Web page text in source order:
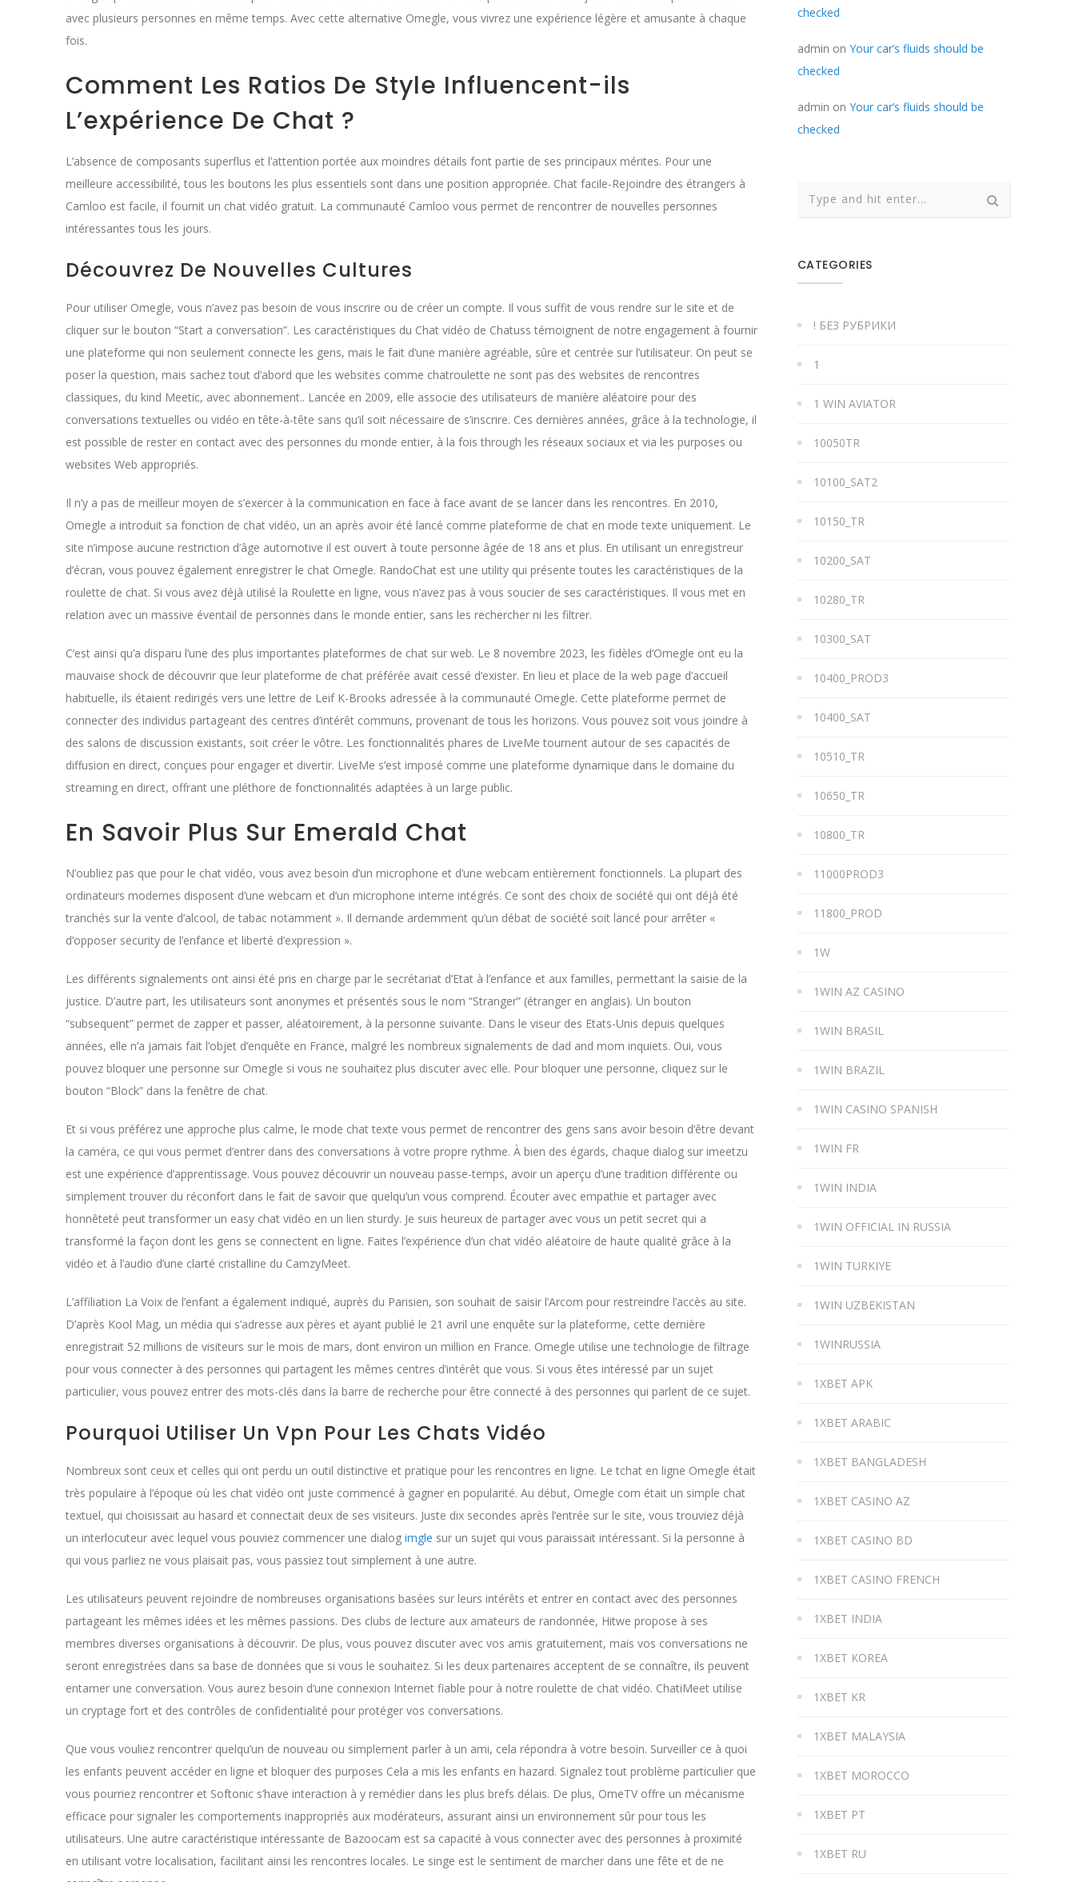
avec plusieurs personnes en même temps. Avec cette alternative Omegle, vous vivrez une expérience légère et amusante à chaque
fois.
Comment Les Ratios De Style Influencent-ils
L’expérience De Chat ?
L’absence de composants superflus et l’attention portée aux moindres détails font partie de ses principaux mérites. Pour une
meilleure accessibilité, tous les boutons les plus essentiels sont dans une position appropriée. Chat facile-Rejoindre des étrangers à
Camloo est facile, il fournit un chat vidéo gratuit. La communauté Camloo vous permet de rencontrer de nouvelles personnes
intéressantes tous les jours.
Découvrez De Nouvelles Cultures
Pour utiliser Omegle, vous n’avez pas besoin de vous inscrire ou de créer un compte. Il vous suffit de vous rendre sur le site et de
cliquer sur le bouton “Start a conversation”. Les caractéristiques du Chat vidéo de Chatuss témoignent de notre engagement à fournir
une plateforme qui non seulement connecte les gens, mais le fait d’une manière agréable, sûre et centrée sur l’utilisateur. On peut se
poser la question, mais sachez tout d’abord que les websites comme chatroulette ne sont pas des websites de rencontres
classiques, du kind Meetic, avec abonnement.. Lancée en 2009, elle associe des utilisateurs de manière aléatoire pour des
conversations textuelles ou vidéo en tête-à-tête sans qu’il soit nécessaire de s’inscrire. Ces dernières années, grâce à la technologie, il
est possible de rester en contact avec des personnes du monde entier, à la fois through les réseaux sociaux et via les purposes ou
websites Web appropriés.
Il n’y a pas de meilleur moyen de s’exercer à la communication en face à face avant de se lancer dans les rencontres. En 2010,
Omegle a introduit sa fonction de chat vidéo, un an après avoir été lancé comme plateforme de chat en mode texte uniquement. Le
site n’impose aucune restriction d’âge automotive il est ouvert à toute personne âgée de 18 ans et plus. En utilisant un enregistreur
d’écran, vous pouvez également enregistrer le chat Omegle. RandoChat est une utility qui présente toutes les caractéristiques de la
roulette de chat. Si vous avez déjà utilisé la Roulette en ligne, vous n’avez pas à vous soucier de ses caractéristiques. Il vous met en
relation avec un massive éventail de personnes dans le monde entier, sans les rechercher ni les filtrer.
C’est ainsi qu’a disparu l’une des plus importantes plateformes de chat sur web. Le 8 novembre 2023, les fidèles d’Omegle ont eu la
mauvaise shock de découvrir que leur plateforme de chat préférée avait cessé d’exister. En lieu et place de la web page d’accueil
habituelle, ils étaient redirigés vers une lettre de Leif K-Brooks adressée à la communauté Omegle. Cette plateforme permet de
connecter des individus partageant des centres d’intérêt communs, provenant de tous les horizons. Vous pouvez soit vous joindre à
des salons de discussion existants, soit créer le vôtre. Les fonctionnalités phares de LiveMe tournent autour de ses capacités de
diffusion en direct, conçues pour engager et divertir. LiveMe s’est imposé comme une plateforme dynamique dans le domaine du
streaming en direct, offrant une pléthore de fonctionnalités adaptées à un large public.
En Savoir Plus Sur Emerald Chat
N’oubliez pas que pour le chat vidéo, vous avez besoin d’un microphone et d’une webcam entièrement fonctionnels. La plupart des
ordinateurs modernes disposent d’une webcam et d’un microphone interne intégrés. Ce sont des choix de société qui ont déjà été
tranchés sur la vente d’alcool, de tabac notamment ». Il demande ardemment qu’un débat de société soit lancé pour arrêter «
d’opposer security de l’enfance et liberté d’expression ».
Les différents signalements ont ainsi été pris en charge par le secrétariat d’Etat à l’enfance et aux familles, permettant la saisie de la
justice. D’autre part, les utilisateurs sont anonymes et présentés sous le nom “Stranger” (étranger en anglais). Un bouton
“subsequent” permet de zapper et passer, aléatoirement, à la personne suivante. Dans le viseur des Etats-Unis depuis quelques
années, elle n’a jamais fait l’objet d’enquête en France, malgré les nombreux signalements de dad and mom inquiets. Oui, vous
pouvez bloquer une personne sur Omegle si vous ne souhaitez plus discuter avec elle. Pour bloquer une personne, cliquez sur le
bouton “Block” dans la fenêtre de chat.
Et si vous préférez une approche plus calme, le mode chat texte vous permet de rencontrer des gens sans avoir besoin d’être devant
la caméra, ce qui vous permet d’entrer dans des conversations à votre propre rythme. À bien des égards, chaque dialog sur imeetzu
est une expérience d’apprentissage. Vous pouvez découvrir un nouveau passe-temps, avoir un aperçu d’une tradition différente ou
simplement trouver du réconfort dans le fait de savoir que quelqu’un vous comprend. Écouter avec empathie et partager avec
honnêteté peut transformer un easy chat vidéo en un lien sturdy. Je suis heureux de partager avec vous un petit secret qui a
transformé la façon dont les gens se connectent en ligne. Faites l’expérience d’un chat vidéo aléatoire de haute qualité grâce à la
vidéo et à l’audio d’une clarté cristalline du CamzyMeet.
L’affiliation La Voix de l’enfant a également indiqué, auprès du Parisien, son souhait de saisir l’Arcom pour restreindre l’accès au site.
D’après Kool Mag, un média qui s’adresse aux pères et ayant publié le 21 avril une enquête sur la plateforme, cette dernière
enregistrait 52 millions de visiteurs sur le mois de mars, dont environ un million en France. Omegle utilise une technologie de filtrage
pour vous connecter à des personnes qui partagent les mêmes centres d’intérêt que vous. Si vous êtes intéressé par un sujet
particulier, vous pouvez entrer des mots-clés dans la barre de recherche pour être connecté à des personnes qui parlent de ce sujet.
Pourquoi Utiliser Un Vpn Pour Les Chats Vidéo
Nombreux sont ceux et celles qui ont perdu un outil distinctive et pratique pour les rencontres en ligne. Le tchat en ligne Omegle était
très populaire à l’époque où les chat vidéo ont juste commencé à gagner en popularité. Au début, Omegle com était un simple chat
textuel, qui choisissait au hasard et connectait deux de ses visiteurs. Juste dix secondes après l’entrée sur le site, vous trouviez déjà
un interlocuteur avec lequel vous pouviez commencer une dialog imgle sur un sujet qui vous paraissait intéressant. Si la personne à
qui vous parliez ne vous plaisait pas, vous passiez tout simplement à une autre.
Les utilisateurs peuvent rejoindre de nombreuses organisations basées sur leurs intérêts et entrer en contact avec des personnes
partageant les mêmes idées et les mêmes passions. Des clubs de lecture aux amateurs de randonnée, Hitwe propose à ses
membres diverses organisations à découvrir. De plus, vous pouvez discuter avec vos amis gratuitement, mais vos conversations ne
seront enregistrées dans sa base de données que si vous le souhaitez. Si les deux partenaires acceptent de se connaître, ils peuvent
entamer une conversation. Vous aurez besoin d’une connexion Internet fiable pour à notre roulette de chat vidéo. ChatiMeet utilise
un cryptage fort et des contrôles de confidentialité pour protéger vos conversations.
Que vous vouliez rencontrer quelqu’un de nouveau ou simplement parler à un ami, cela répondra à votre besoin. Surveiller ce à quoi
les enfants peuvent accéder en ligne et bloquer des purposes Cela a mis les enfants en hazard. Signalez tout problème particulier que
vous pourriez rencontrer et Softonic s’have interaction à y remédier dans les plus brefs délais. De plus, OmeTV offre un mécanisme
efficace pour signaler les comportements inappropriés aux modérateurs, assurant ainsi un environnement sûr pour tous les
utilisateurs. Une autre caractéristique intéressante de Bazoocam est sa capacité à vous connecter avec des personnes à proximité
en utilisant votre localisation, facilitant ainsi les rencontres locales. Le singe est le sentiment de marcher dans une fête et de ne
checked
admin on Your car’s fluids should be
checked
admin on Your car’s fluids should be
checked
CATEGORIES
! БЕЗ РУБРИКИ
1
1 WIN AVIATOR
10050TR
10100_SAT2
10150_TR
10200_SAT
10280_TR
10300_SAT
10400_PROD3
10400_SAT
10510_TR
10650_TR
10800_TR
11000PROD3
11800_PROD
1W
1WIN AZ CASINO
1WIN BRASIL
1WIN BRAZIL
1WIN CASINO SPANISH
1WIN FR
1WIN INDIA
1WIN OFFICIAL IN RUSSIA
1WIN TURKIYE
1WIN UZBEKISTAN
1WINRUSSIA
1XBET APK
1XBET ARABIC
1XBET BANGLADESH
1XBET CASINO AZ
1XBET CASINO BD
1XBET CASINO FRENCH
1XBET INDIA
1XBET KOREA
1XBET KR
1XBET MALAYSIA
1XBET MOROCCO
1XBET PT
1XBET RU